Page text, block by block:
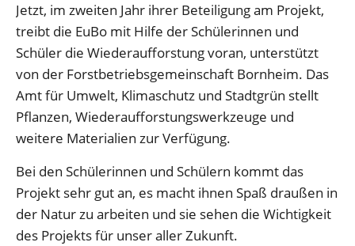
Jetzt, im zweiten Jahr ihrer Beteiligung am Projekt,
treibt die EuBo mit Hilfe der Schülerinnen und
Schüler die Wiederaufforstung voran, unterstützt
von der Forstbetriebsgemeinschaft Bornheim. Das
Amt für Umwelt, Klimaschutz und Stadtgrün stellt
Pflanzen, Wiederaufforstungswerkzeuge und
weitere Materialien zur Verfügung.
Bei den Schülerinnen und Schülern kommt das
Projekt sehr gut an, es macht ihnen Spaß draußen in
der Natur zu arbeiten und sie sehen die Wichtigkeit
des Projekts für unser aller Zukunft.